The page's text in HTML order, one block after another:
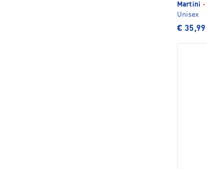
Martini ·
Unisex
€ 35,99